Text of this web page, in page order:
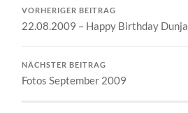
VORHERIGER BEITRAG
22.08.2009 – Happy Birthday Dunja
NÄCHSTER BEITRAG
Fotos September 2009